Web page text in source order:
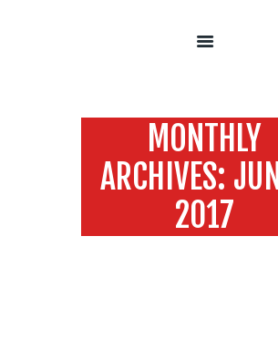
MONTHLY
ARCHIVES:
2017